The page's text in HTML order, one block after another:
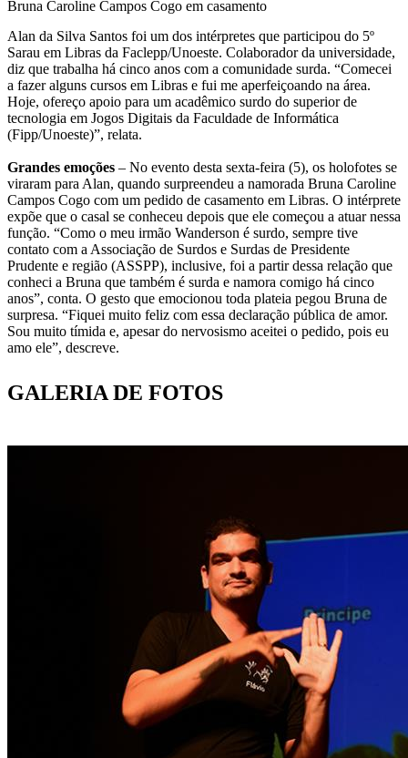
Bruna Caroline Campos Cogo em casamento
Alan da Silva Santos foi um dos intérpretes que participou do 5º
Sarau em Libras da Faclepp/Unoeste. Colaborador da universidade,
diz que trabalha há cinco anos com a comunidade surda. “Comecei
a fazer alguns cursos em Libras e fui me aperfeiçoando na área.
Hoje, ofereço apoio para um acadêmico surdo do superior de
tecnologia em Jogos Digitais da Faculdade de Informática
(Fipp/Unoeste)”, relata.
Grandes emoções – No evento desta sexta-feira (5), os holofotes se
viraram para Alan, quando surpreendeu a namorada Bruna Caroline
Campos Cogo com um pedido de casamento em Libras. O intérprete
expõe que o casal se conheceu depois que ele começou a atuar nessa
função. “Como o meu irmão Wanderson é surdo, sempre tive
contato com a Associação de Surdos e Surdas de Presidente
Prudente e região (ASSPP), inclusive, foi a partir dessa relação que
conheci a Bruna que também é surda e namora comigo há cinco
anos”, conta. O gesto que emocionou toda plateia pegou Bruna de
surpresa. “Fiquei muito feliz com essa declaração pública de amor.
Sou muito tímida e, apesar do nervosismo aceitei o pedido, pois eu
amo ele”, descreve.
GALERIA DE FOTOS